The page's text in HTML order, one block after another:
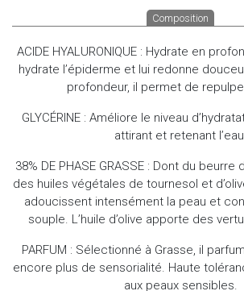
Composition
ACIDE HYALURONIQUE : Hydrate en
hydrate l’épiderme et lui redonne
profondeur, il permet de
GLYCÉRINE : Améliore le niveau
attirant et retenant
38% DE PHASE GRASSE : Dont du
des huiles végétales de tournesol et
adoucissent intensément la peau et
souple. L’huile d’olive apporte des
PARFUM : Sélectionné à Grasse, il
encore plus de sensorialité. Haute
aux peaux sensibles.